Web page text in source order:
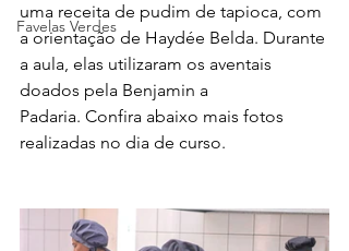
Favelas Verdes
uma receita de pudim de tapioca, com
a orientação de Haydée Belda. Durante
a aula, elas utilizaram os aventais
doados pela Benjamin a
Padaria. Confira abaixo mais fotos
realizadas no dia de curso.